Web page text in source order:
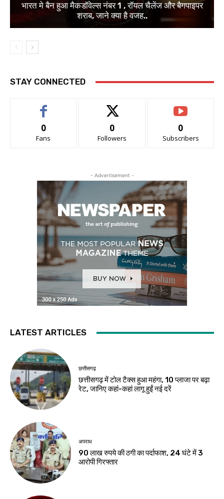
भारत मे बैन हुआ मैकडॉवेल्स नंबर 1 , रॉयल चैलेंज और बैगपाइपर
शराब, जाने क्या है वजह..
STAY CONNECTED
0
Fans
0
Followers
0
Subscribers
- Advertisement -
LATEST ARTICLES
छत्तीसगढ़
छत्तीसगढ़ में टोल टैक्स हुआ महंगा, 10 प्लाजा पर बढ़ा
रेट, जानिए कहां-कहां लागू हुईं नई दरें
अपराध
90 लाख रुपये की ठगी का पर्दाफाश, 24 घंटे में 3
आरोपी गिरफ्तार